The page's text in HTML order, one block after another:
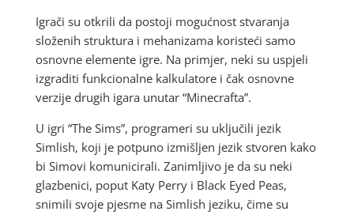
Igrači su otkrili da postoji mogućnost stvaranja
složenih struktura i mehanizama koristeći samo
osnovne elemente igre. Na primjer, neki su uspjeli
izgraditi funkcionalne kalkulatore i čak osnovne
verzije drugih igara unutar “Minecrafta”.
U igri “The Sims”, programeri su uključili jezik
Simlish, koji je potpuno izmišljen jezik stvoren kako
bi Simovi komunicirali. Zanimljivo je da su neki
glazbenici, poput Katy Perry i Black Eyed Peas,
snimili svoje pjesme na Simlish jeziku, čime su